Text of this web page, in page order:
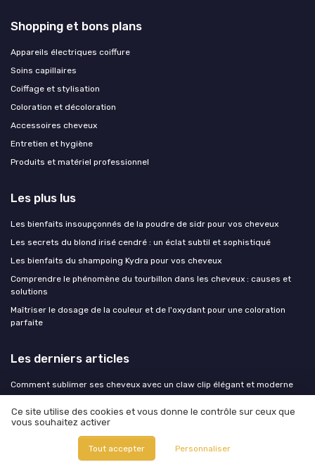
Shopping et bons plans
Appareils électriques coiffure
Soins capillaires
Coiffage et stylisation
Coloration et décoloration
Accessoires cheveux
Entretien et hygiène
Produits et matériel professionnel
Les plus lus
Les bienfaits insoupçonnés de la poudre de sidr pour vos cheveux
Les secrets du blond irisé cendré : un éclat subtil et sophistiqué
Les bienfaits du shampoing Kydra pour vos cheveux
Comprendre le phénomène du tourbillon dans les cheveux : causes et
solutions
Maîtriser le dosage de la couleur et de l'oxydant pour une coloration
parfaite
Les derniers articles
Comment sublimer ses cheveux avec un claw clip élégant et moderne
retour de vacances
Ce site utilise des cookies et vous donne le contrôle sur ceux que
vous souhaitez activer
Tout accepter Personnaliser